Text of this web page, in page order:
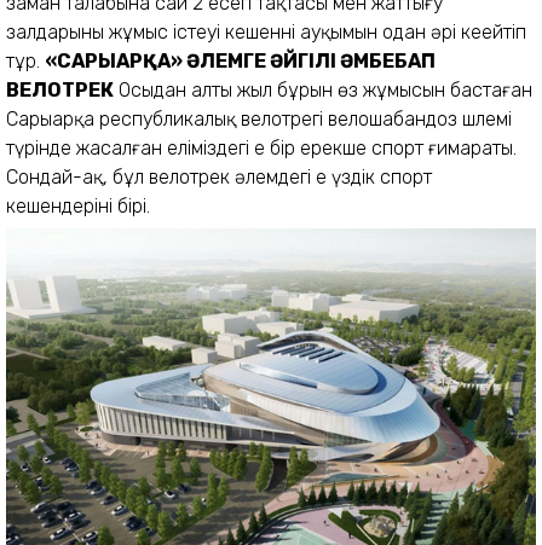
залдарының жұмыс істеуі кешеннің ауқымын одан әрі кеңейтіп
тұр. «САРЫАРҚА» ӘЛЕМГЕ ӘЙГІЛІ ӘМБЕБАП
ВЕЛОТРЕК Осыдан алты жыл бұрын өз жұмысын бастаған
Сарыарқа республикалық велотрегі велошабандоз шлемі
түрінде жасалған еліміздегі ең бір ерекше спорт ғимараты.
Сондай-ақ, бұл велотрек әлемдегі ең үздік спорт
кешендерінің бірі.